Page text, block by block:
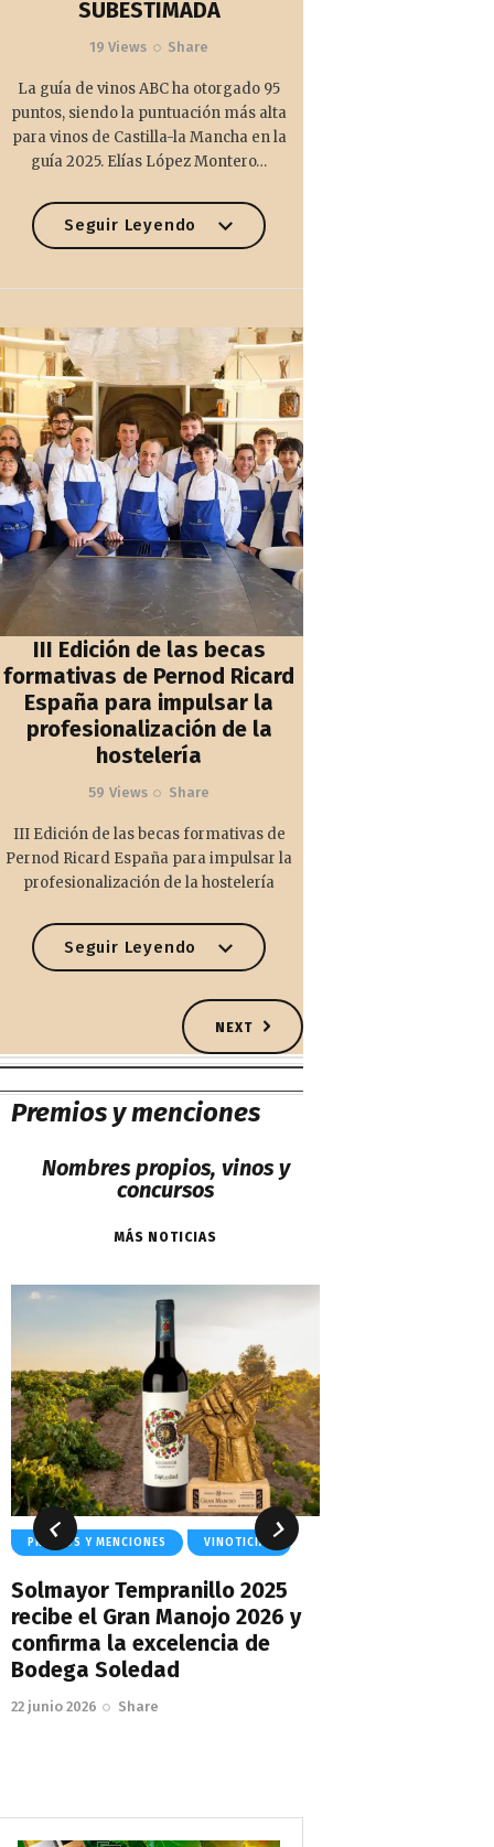
SUBESTIMADA
19 Views Share
La guía de vinos ABC ha otorgado 95
puntos, siendo la puntuación más alta
para vinos de Castilla-la Mancha en la
guía 2025. Elías López Montero…
Seguir Leyendo
III Edición de las becas
formativas de Pernod Ricard
España para impulsar la
profesionalización de la
hostelería
59 Views Share
III Edición de las becas formativas de
Pernod Ricard España para impulsar la
profesionalización de la hostelería
Seguir Leyendo
NEXT
Premios y menciones
Nombres propios, vinos y
concursos
MÁS NOTICIAS
PREMIOS Y MENCIONES VINOTICIAS
Solmayor Tempranillo 2025
recibe el Gran Manojo 2026 y
confirma la excelencia de
Bodega Soledad
22 junio 2026 Share